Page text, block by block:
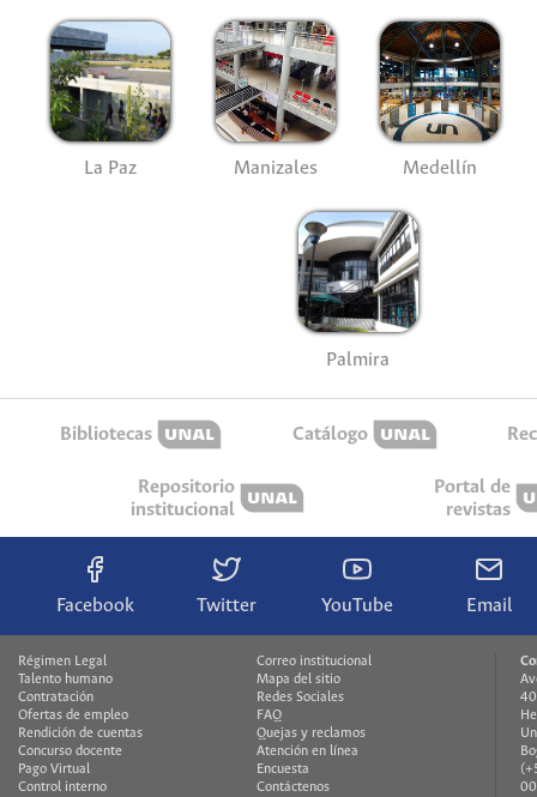
La Paz Manizales Medellín
Palmira
Bibliotecas Catálogo
Repositorio
institucional
Portal de
revistas
Facebook Twitter YouTube Email
Régimen Legal
Talento humano
Contratación
Ofertas de empleo
Rendición de cuentas
Concurso docente
Pago Virtual
Control interno
Correo institucional
Mapa del sitio
Redes Sociales
FAQ
Quejas y reclamos
Atención en línea
Encuesta
Contáctenos